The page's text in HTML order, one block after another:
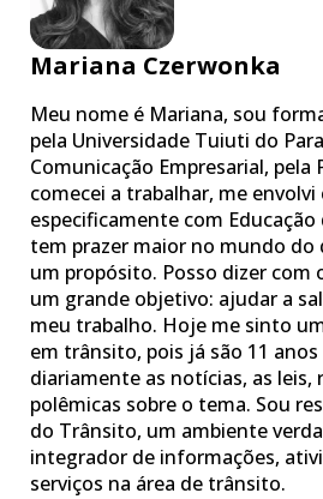
Mariana Czerwonka
Meu nome é Mariana, sou
pela Universidade Tuiuti do
Comunicação Empresarial, pela
comecei a trabalhar, me
especificamente com
tem prazer maior no mundo do
um propósito. Posso dizer com
um grande objetivo: ajudar a
meu trabalho. Hoje me sinto
em trânsito, pois já são 11
diariamente as notícias, as leis,
polêmicas sobre o tema. Sou
do Trânsito, um ambiente
integrador de informações,
serviços na área de trânsito.